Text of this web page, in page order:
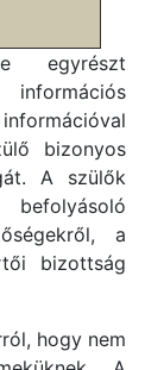
egyrészt
bizonyos
A szülők
befolyásoló
a
bizottság
hogy nem